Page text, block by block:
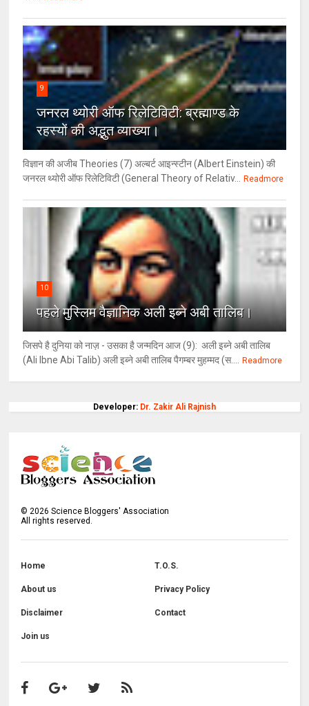
9
जनरल थ्‍योरी ऑफ रिलेटिविटी: ब्रह्माण्‍ड के
रहस्‍यों की अद्भुत व्‍याख्‍या।
विज्ञान की अजीब Theories (7) अल्‍बर्ट आइन्स्टीन (Albert Einstein) की
जनरल थ्योरी ऑफ रिलेटिविटी (General Theory of Relativ...
Readmore
10
पहले मुस्लिम वैज्ञानिक अली इब्ने अबी तालिब।
जिसपे है दुनिया को नाज़ - उसका है जन्मदिन आज (9): अली इब्ने अबी तालिब
(Ali Ibne Abi Talib) अली इब्ने अबी तालिब पैगम्बर मुहम्मद (स....
Readmore
Developer: Dr. Zakir Ali Rajnish
©2026 Science Bloggers' Association
All rights reserved.
Home T.O.S.
About us Privacy Policy
Disclaimer Contact
Join us